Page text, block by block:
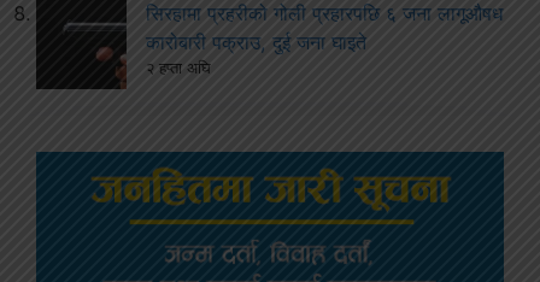
सिरहामा प्रहरीको गोली प्रहारपछि ६ जना लागूऔषध
कारोबारी पक्राउ, दुई जना घाइते
२ हप्ता अघि